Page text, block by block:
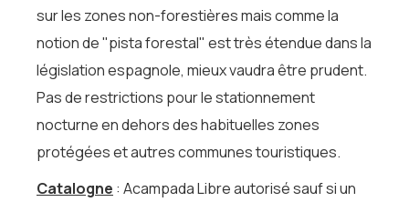
sur les zones non-forestières mais comme la
notion de "pista forestal" est très étendue dans la
législation espagnole, mieux vaudra être prudent.
Pas de restrictions pour le stationnement
nocturne en dehors des habituelles zones
protégées et autres communes touristiques.
Catalogne : Acampada Libre autorisé sauf si un